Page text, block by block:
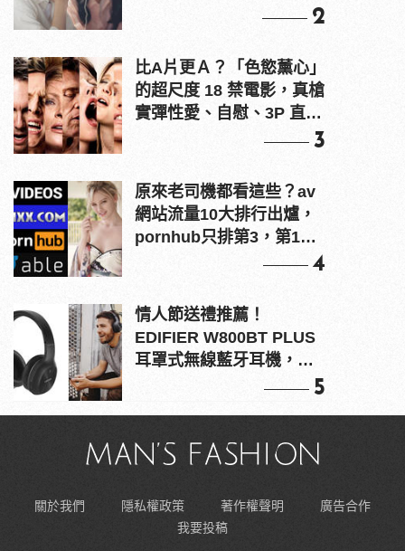
2
比A片更Ａ？「色慾薰心」
的超尺度 18 禁電影，真槍
實彈性愛、自慰、3P 直接
3
原來老司機都看這些？av
網站流量10大排行出爐，
pornhub只排第3，第1名
4
情人節送禮推薦！
EDIFIER W800BT PLUS
耳罩式無線藍牙耳機，在
5
關於我們 隱私權政策 著作權聲明
廣告合作
我要投稿